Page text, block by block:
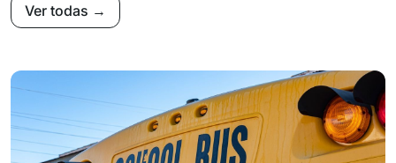
Ver todas →